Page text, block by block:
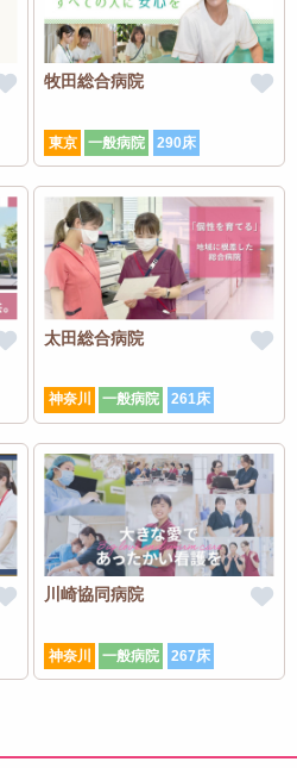
牧田総合病院
東京 一般病院 290床
太田総合病院
神奈川 一般病院 261床
川崎協同病院
神奈川 一般病院 267床